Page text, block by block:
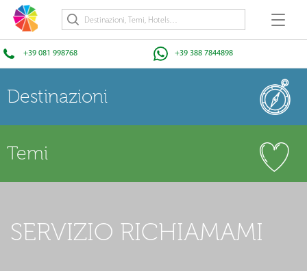
+39 081 998768 +39 388 7844898
Destinazioni
Temi
SERVIZIO RICHIAMAMI